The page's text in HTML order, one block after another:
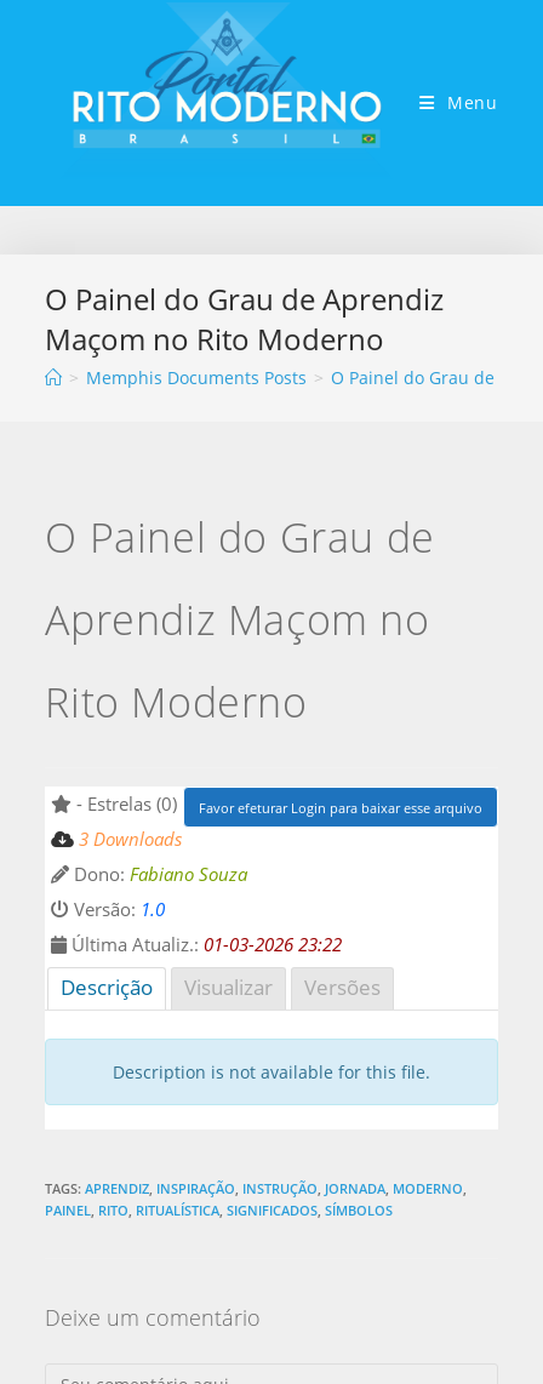
Menu
O Painel do Grau de Aprendiz
Maçom no Rito Moderno
> Memphis Documents Posts > O Painel do Grau de
O Painel do Grau de
Aprendiz Maçom no
Rito Moderno
Favor efeturar Login para baixar esse arquivo
- Estrelas (0)
3 Downloads
Dono:Fabiano Souza
Versão: 1.0
Última Atualiz.: 01-03-2026 23:22
Descrição Visualizar Versões
Description is not available for this file.
TAGS:APRENDIZ, INSPIRAÇÃO, INSTRUÇÃO, JORNADA, MODERNO,
PAINEL, RITO, RITUALÍSTICA, SIGNIFICADOS, SÍMBOLOS
Deixe um comentário